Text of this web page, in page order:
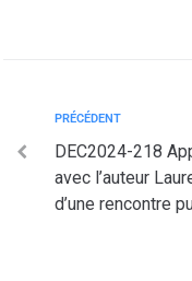
PRÉCÉDENT
DEC2024-218
avec l’auteur
d’une rencontre